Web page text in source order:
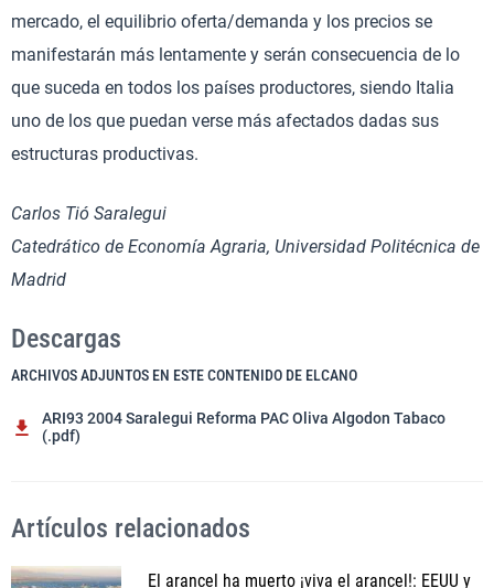
mercado, el equilibrio oferta/demanda y los precios se
manifestarán más lentamente y serán consecuencia de lo
que suceda en todos los países productores, siendo Italia
uno de los que puedan verse más afectados dadas sus
estructuras productivas.
Carlos Tió Saralegui
Catedrático de Economía Agraria, Universidad Politécnica de
Madrid
Descargas
ARCHIVOS ADJUNTOS EN ESTE CONTENIDO DE ELCANO
ARI93 2004 Saralegui Reforma PAC Oliva Algodon Tabaco
(.pdf)
Artículos relacionados
El arancel ha muerto ¡viva el arancel!: EEUU y